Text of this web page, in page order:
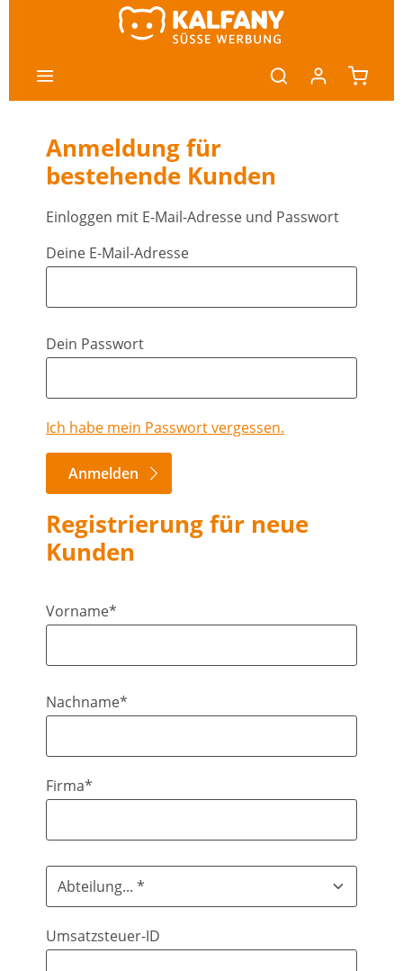
Anmeldung für
bestehende Kunden
Einloggen mit E-Mail-Adresse und Passwort
Deine E-Mail-Adresse
Dein Passwort
Ich habe mein Passwort vergessen.
Anmelden
Registrierung für neue
Kunden
Vorname*
Nachname*
Firma*
Umsatzsteuer-ID